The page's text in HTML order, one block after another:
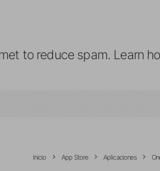
to reduce spam. Learn
Inicio App Store Aplicaciones